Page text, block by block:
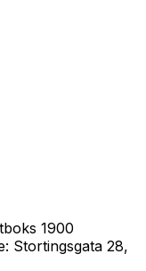
1900
Stortingsgata 28,